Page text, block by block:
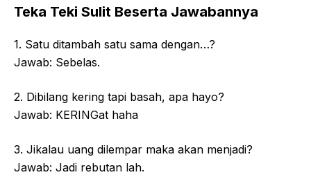
Teka Teki Sulit Beserta Jawabannya
1. Satu ditambah satu sama dengan…?
Jawab: Sebelas.
2. Dibilang kering tapi basah, apa hayo?
Jawab: KERINGat haha
3. Jikalau uang dilempar maka akan menjadi?
Jawab: Jadi rebutan lah.